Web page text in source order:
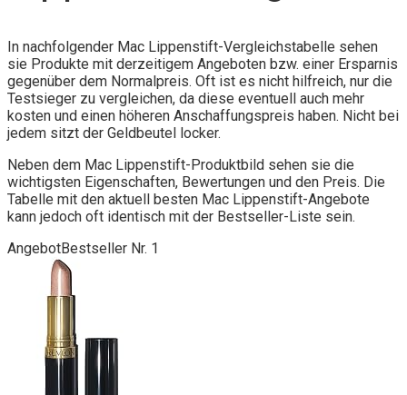
In nachfolgender Mac Lippenstift-Vergleichstabelle sehen
sie Produkte mit derzeitigem Angeboten bzw. einer Ersparnis
gegenüber dem Normalpreis. Oft ist es nicht hilfreich, nur die
Testsieger zu vergleichen, da diese eventuell auch mehr
kosten und einen höheren Anschaffungspreis haben. Nicht bei
jedem sitzt der Geldbeutel locker.
Neben dem Mac Lippenstift-Produktbild sehen sie die
wichtigsten Eigenschaften, Bewertungen und den Preis. Die
Tabelle mit den aktuell besten Mac Lippenstift-Angebote
kann jedoch oft identisch mit der Bestseller-Liste sein.
AngebotBestseller Nr. 1